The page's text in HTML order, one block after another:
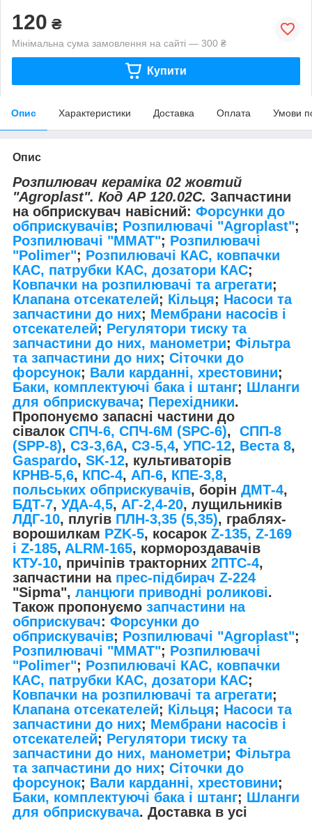
120 ₴
Мінімальна сума замовлення на сайті — 300 ₴
Купити
Опис Характеристики Доставка Оплата Умови
Опис
Розпилювач кераміка 02 жовтий
"Agroplast". Код АР 120.02С. Запчастини
на обприскувач навісний: Форсунки до
обприскувачів; Розпилювачі "Agroplast";
Розпилювачі "MMAT"; Розпилювачі
"Polimer"; Розпилювачі КАС, ковпачки
КАС, патрубки КАС, дозатори КАС;
Ковпачки на розпилювачі та агрегати;
Клапана отсекателей; Кільця; Насоси та
запчастини до них; Мембрани насосів і
отсекателей; Регулятори тиску та
запчастини до них, манометри; Фільтра
та запчастини до них; Сіточки до
форсунок; Вали карданні, хрестовини;
Баки, комплектуючі бака і штанг; Шланги
для обприскувача; Перехідники.
Пропонуємо запасні частини до
сівалок СПЧ-6, СПЧ-6М (SPС-6), СПП-8
(SPP-8), СЗ-3,6А, СЗ-5,4, УПС-12, Веста 8,
Gaspardo, SK-12, культиваторів
КРНВ-5,6, КПС-4, АП-6, КПЕ-3,8,
польських обприскувачів, борін ДМТ-4,
БДТ-7, УДА-4,5, АГ-2,4-20, лущильників
ЛДГ-10, плугів ПЛН-3,35 (5,35), граблях-
ворошилкам PZK-5, косарок Z-135, Z-169
і Z-185, ALRM-165, кормороздавачів
КТУ-10, причіпів тракторних 2ПТС-4,
запчастини на прес-підбирач Z-224
"Sipma", ланцюги приводні роликові.
Також пропонуємо запчастини на
обприскувач: Форсунки до
обприскувачів; Розпилювачі "Agroplast";
Розпилювачі "MMAT"; Розпилювачі
"Polimer"; Розпилювачі КАС, ковпачки
КАС, патрубки КАС, дозатори КАС;
Ковпачки на розпилювачі та агрегати;
Клапана отсекателей; Кільця; Насоси та
запчастини до них; Мембрани насосів і
отсекателей; Регулятори тиску та
запчастини до них, манометри; Фільтра
та запчастини до них; Сіточки до
форсунок; Вали карданні, хрестовини;
Баки, комплектуючі бака і штанг; Шланги
для обприскувача. Доставка в усі